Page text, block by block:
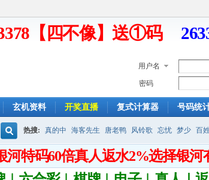
【四不像】送①码
用户名
密码
玄机资料 开奖直播 复式计算器 号码统
搜
热搜: 真的中 海客先生 唐老鸭 风铃歌 忘忧 梦少 百